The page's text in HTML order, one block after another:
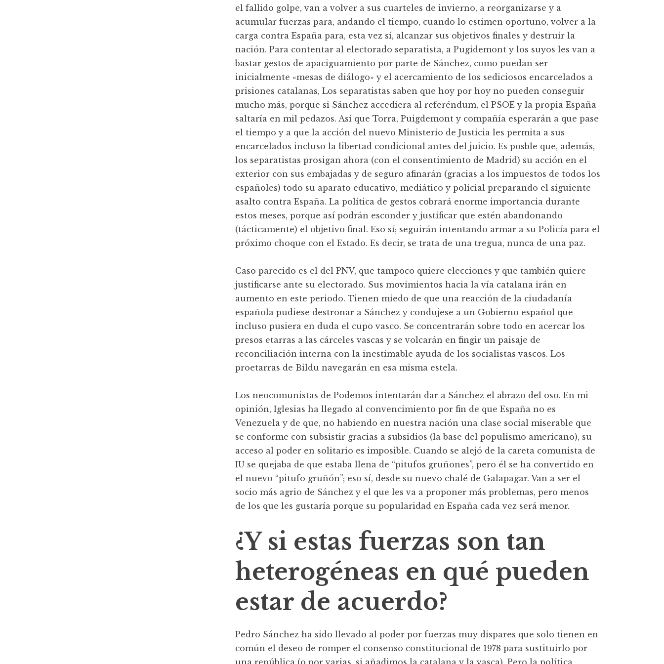
el fallido golpe, van a volver a sus cuarteles de invierno, a reorganizarse y a
acumular fuerzas para, andando el tiempo, cuando lo estimen oportuno, volver a la
carga contra España para, esta vez sí, alcanzar sus objetivos finales y destruir la
nación. Para contentar al electorado separatista, a Pugidemont y los suyos les van a
bastar gestos de apaciguamiento por parte de Sánchez, como puedan ser
inicialmente «mesas de diálogo» y el acercamiento de los sediciosos encarcelados a
prisiones catalanas, Los separatistas saben que hoy por hoy no pueden conseguir
mucho más, porque si Sánchez accediera al referéndum, el PSOE y la propia España
saltaría en mil pedazos. Así que Torra, Puigdemont y compañía esperarán a que pase
el tiempo y a que la acción del nuevo Ministerio de Justicia les permita a sus
encarcelados incluso la libertad condicional antes del juicio. Es posble que, además,
los separatistas prosigan ahora (con el consentimiento de Madrid) su acción en el
exterior con sus embajadas y de seguro afinarán (gracias a los impuestos de todos los
españoles) todo su aparato educativo, mediático y policial preparando el siguiente
asalto contra España. La política de gestos cobrará enorme importancia durante
estos meses, porque así podrán esconder y justificar que estén abandonando
(tácticamente) el objetivo final. Eso sí; seguirán intentando armar a su Policía para el
próximo choque con el Estado. Es decir, se trata de una tregua, nunca de una paz.
Caso parecido es el del PNV, que tampoco quiere elecciones y que también quiere
justificarse ante su electorado. Sus movimientos hacia la vía catalana irán en
aumento en este periodo. Tienen miedo de que una reacción de la ciudadanía
española pudiese destronar a Sánchez y condujese a un Gobierno español que
incluso pusiera en duda el cupo vasco. Se concentrarán sobre todo en acercar los
presos etarras a las cárceles vascas y se volcarán en fingir un paisaje de
reconciliación interna con la inestimable ayuda de los socialistas vascos. Los
proetarras de Bildu navegarán en esa misma estela.
Los neocomunistas de Podemos intentarán dar a Sánchez el abrazo del oso. En mi
opinión, Iglesias ha llegado al convencimiento por fin de que España no es
Venezuela y de que, no habiendo en nuestra nación una clase social miserable que
se conforme con subsistir gracias a subsidios (la base del populismo americano), su
acceso al poder en solitario es imposible. Cuando se alejó de la careta comunista de
IU se quejaba de que estaba llena de “pitufos gruñones”, pero él se ha convertido en
el nuevo “pitufo gruñón”; eso sí, desde su nuevo chalé de Galapagar. Van a ser el
socio más agrio de Sánchez y el que les va a proponer más problemas, pero menos
de los que les gustaría porque su popularidad en España cada vez será menor.
¿Y si estas fuerzas son tan
heterogéneas en qué pueden
estar de acuerdo?
Pedro Sánchez ha sido llevado al poder por fuerzas muy dispares que solo tienen en
común el deseo de romper el consenso constitucional de 1978 para sustituirlo por
una república (o por varias, si añadimos la catalana y la vasca). Pero la política